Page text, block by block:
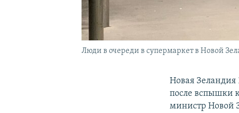
Люди в очереди в супермаркет в Новой
Новая Зеландия
после вспышки
министр Новой